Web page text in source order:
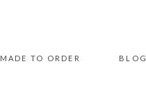
MADE TO ORDER BLOG